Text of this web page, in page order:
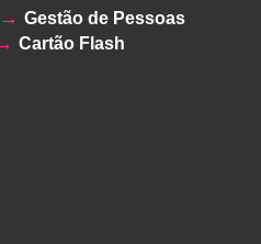
Gestão de Pessoas
Cartão Flash